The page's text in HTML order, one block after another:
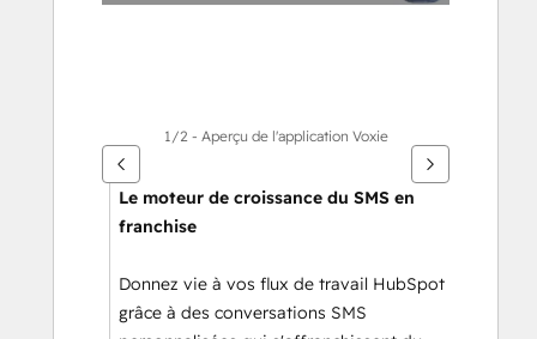
1/2 - Aperçu de l'application Voxie
Le moteur de croissance du SMS en
franchise
Donnez vie à vos flux de travail HubSpot
grâce à des conversations SMS